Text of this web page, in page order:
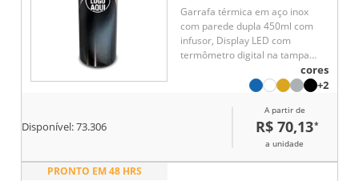
Garrafa térmica em aço inox
com parede dupla 450ml com
infusor, Display LED com
termômetro digital na tampa
para indicar a temperatura do
líquido, Conserva líquido quente
cores
+2
Disponível:73.306
A partir de
R$ 70,13*
a unidade
PRONTO EM 48 HRS